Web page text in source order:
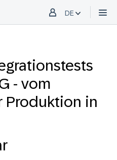
DE
- vom
Produktion in